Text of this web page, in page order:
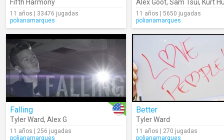
Fifth Harmony
11 años | 33476 jugadas
polianamarques
Alex Goot, Sam Tsui, Kurt Hugo
11 años | 5650 jugadas
polianamarques
Falling
Tyler Ward, Alex G
11 años | 256 jugadas
polianamarques
Better
Tyler Ward
11 años | 270 jugadas
polianamarques